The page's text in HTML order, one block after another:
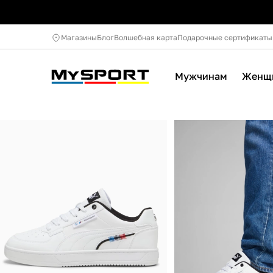
МагазиныБлогВолшебная картаПодарочные сертификаты
Мужчинам